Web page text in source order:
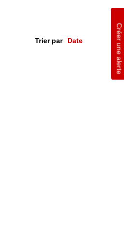
Créer une alerte
Trier par